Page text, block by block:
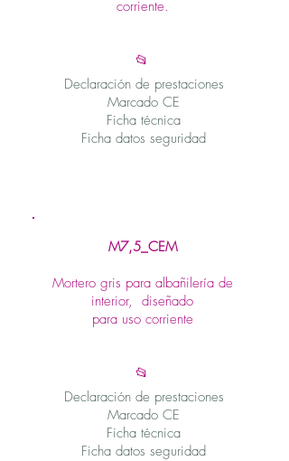
corriente.
📂
Declaración de prestaciones
Marcado CE
Ficha técnica
Ficha datos seguridad
M7,5_CEM
Mortero gris para albañilería de
interior, diseñado
para uso corriente
📂
Declaración de prestaciones
Marcado CE
Ficha técnica
Ficha datos seguridad